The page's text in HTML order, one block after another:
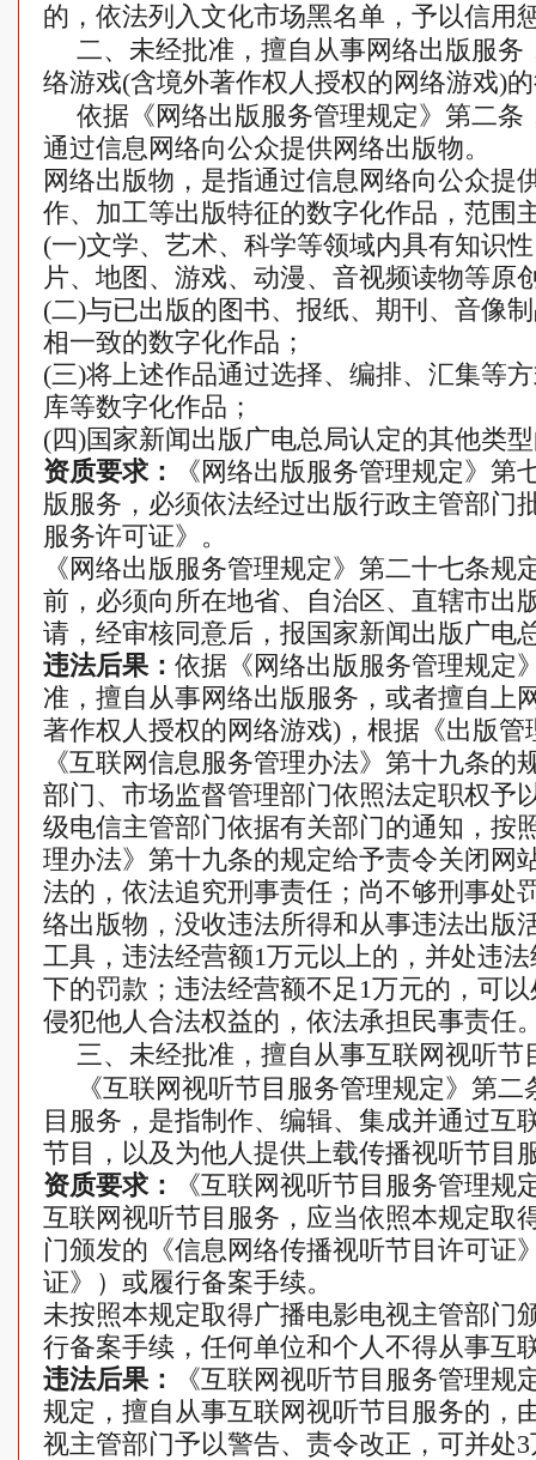
的，依法列入文化市场黑名单，予以信用
二、未经批准，擅自从事网络出版服务
络游戏(含境外著作权人授权的网络游戏)
依据《网络出版服务管理规定》第二条
通过信息网络向公众提供网络出版物。
网络出版物，是指通过信息网络向公众提
作、加工等出版特征的数字化作品，范围
(一)文学、艺术、科学等领域内具有知识
片、地图、游戏、动漫、音视频读物等原
(二)与已出版的图书、报纸、期刊、音像
相一致的数字化作品；
(三)将上述作品通过选择、编排、汇集等
库等数字化作品；
(四)国家新闻出版广电总局认定的其他类
资质要求：
《网络出版服务管理规定》第
版服务，必须依法经过出版行政主管部门
服务许可证》。
《网络出版服务管理规定》第二十七条规
前，必须向所在地省、自治区、直辖市出
请，经审核同意后，报国家新闻出版广电
违法后果： 依据《网络出版服务管理规定
准，擅自从事网络出版服务，或者擅自上
著作权人授权的网络游戏)，根据《出版
《互联网信息服务管理办法》第十九条的
部门、市场监督管理部门依照法定职权予
级电信主管部门依据有关部门的通知，按
理办法》第十九条的规定给予责令关闭网
法的，依法追究刑事责任；尚不够刑事处
络出版物，没收违法所得和从事违法出版
工具，违法经营额1万元以上的，并处违
下的罚款；违法经营额不足1万元的，可
侵犯他人合法权益的，依法承担民事责任
三、未经批准，擅自从事互联网视听节
《互联网视听节目服务管理规定》第
目服务，是指制作、编辑、集成并通过互
节目，以及为他人提供上载传播视听节目
资质要求：
《互联网视听节目服务管理规
互联网视听节目服务，应当依照本规定取
门颁发的《信息网络传播视听节目许可证
证》）或履行备案手续。
未按照本规定取得广播电影电视主管部门
行备案手续，任何单位和个人不得从事互
违法后果：
《互联网视听节目服务管理规
规定，擅自从事互联网视听节目服务的，
视主管部门予以警告、责令改正，可并处